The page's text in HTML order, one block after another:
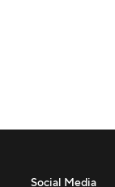
Social Media